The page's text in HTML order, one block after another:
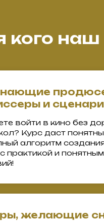
кого наш
и
войти в кино без
Курс даст
алгоритм
практикой и
желающие